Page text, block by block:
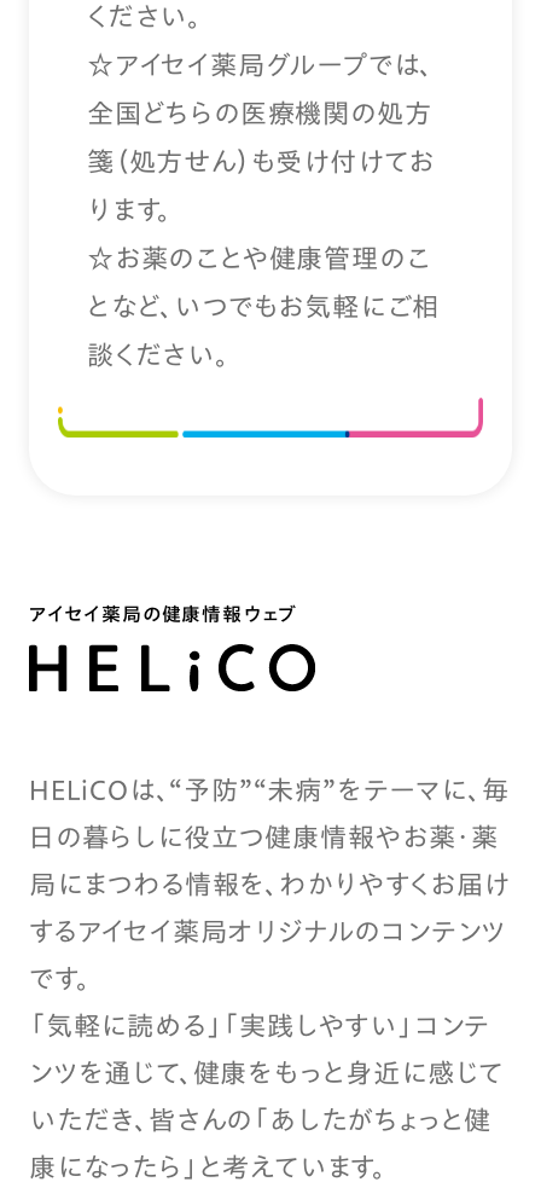
ください。
☆アイセイ薬局グループでは、
全国どちらの医療機関の処方
箋（処方せん）も受け付けてお
ります。
☆お薬のことや健康管理のこ
となど、いつでもお気軽にご相
談ください。
アイセイ薬局の健康情報ウェブ
HELiCOは、“予防”“未病”をテーマに、毎
日の暮らしに役立つ健康情報やお薬・薬
局にまつわる情報を、わかりやすくお届け
するアイセイ薬局オリジナルのコンテンツ
です。
「気軽に読める」「実践しやすい」コンテ
ンツを通じて、健康をもっと身近に感じて
いただき、皆さんの「あしたがちょっと健
康になったら」と考えています。